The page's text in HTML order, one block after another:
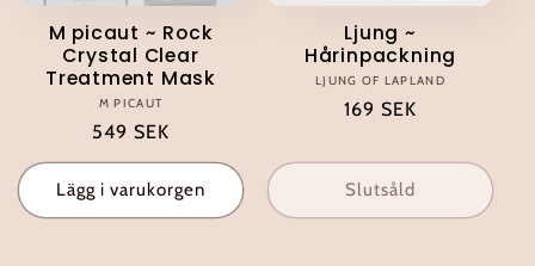
M picaut ~ Rock
Crystal Clear
Treatment Mask
Säljare:
M PICAUT
Ordinarie
pris
549 SEK
Lägg i varukorgen
Ljung ~
Hårinpackning
Säljare:
LJUNG OF LAPLAND
Ordinarie
169 SEK
Slutsåld